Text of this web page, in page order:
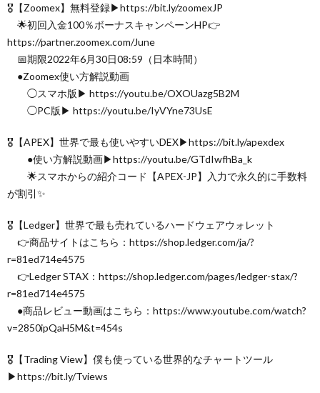
🎖【Zoomex】無料登録▶︎https://bit.ly/zoomexJP
🌟初回入金100％ボーナスキャンペーンHP👉
https://partner.zoomex.com/June
📅期限2022年6月30日08:59（日本時間）
●Zoomex使い方解説動画
◯スマホ版▶︎ https://youtu.be/OXOUazg5B2M
◯PC版▶︎ https://youtu.be/IyVYne73UsE
🎖【APEX】世界で最も使いやすいDEX▶︎https://bit.ly/apexdex
●使い方解説動画▶︎https://youtu.be/GTdIwfhBa_k
🌟スマホからの紹介コード【APEX-JP】入力で永久的に手数料
が割引✨
🎖【Ledger】世界で最も売れているハードウェアウォレット
👉商品サイトはこちら：https://shop.ledger.com/ja/?
r=81ed714e4575
👉Ledger STAX：https://shop.ledger.com/pages/ledger-stax/?
r=81ed714e4575
●商品レビュー動画はこちら：https://www.youtube.com/watch?
v=2850ipQaH5M&t=454s
🎖【Trading View】僕も使っている世界的なチャートツール
▶︎https://bit.ly/Tviews